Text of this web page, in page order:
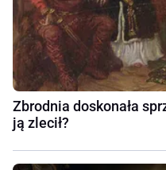
Zbrodnia doskonała
ją zlecił?